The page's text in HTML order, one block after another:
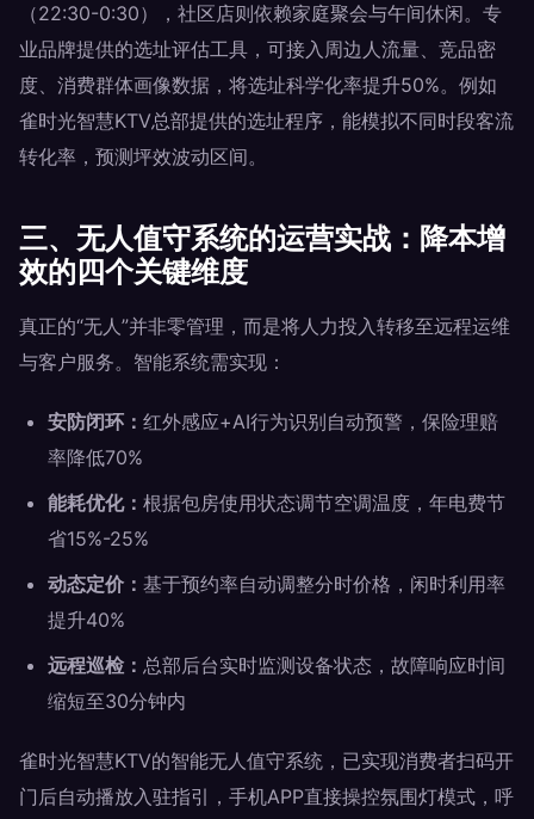
（22:30-0:30），社区店则依赖家庭聚会与午间休闲。专
业品牌提供的选址评估工具，可接入周边人流量、竞品密
度、消费群体画像数据，将选址科学化率提升50%。例如
雀时光智慧KTV总部提供的选址程序，能模拟不同时段客流
转化率，预测坪效波动区间。
三、无人值守系统的运营实战：降本增
效的四个关键维度
真正的“无人”并非零管理，而是将人力投入转移至远程运维
与客户服务。智能系统需实现：
安防闭环： 红外感应+AI行为识别自动预警，保险理赔
率降低70%
能耗优化： 根据包房使用状态调节空调温度，年电费节
省15%-25%
动态定价： 基于预约率自动调整分时价格，闲时利用率
提升40%
远程巡检： 总部后台实时监测设备状态，故障响应时间
缩短至30分钟内
雀时光智慧KTV的智能无人值守系统，已实现消费者扫码开
门后自动播放入驻指引，手机APP直接操控氛围灯模式，呼